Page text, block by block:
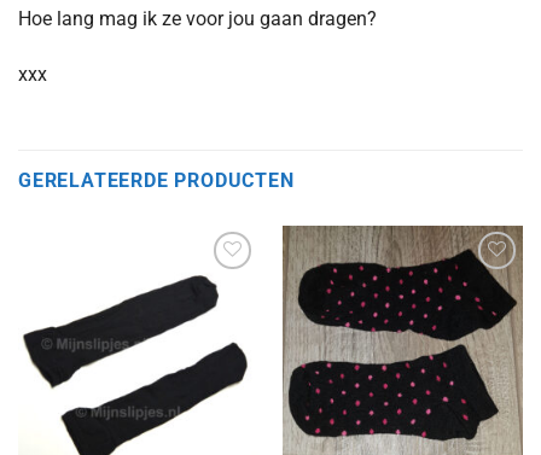
Hoe lang mag ik ze voor jou gaan dragen?
xxx
GERELATEERDE PRODUCTEN
Aan
verlanglijst
toevoegen
Aan
verlanglijst
toevoegen